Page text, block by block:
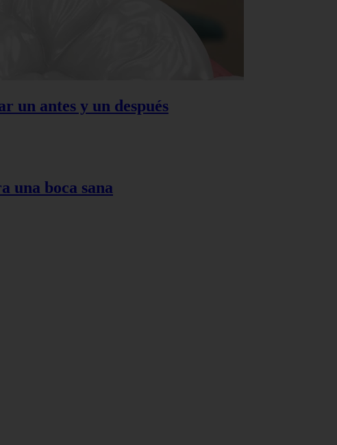
un antes y un después
una boca sana